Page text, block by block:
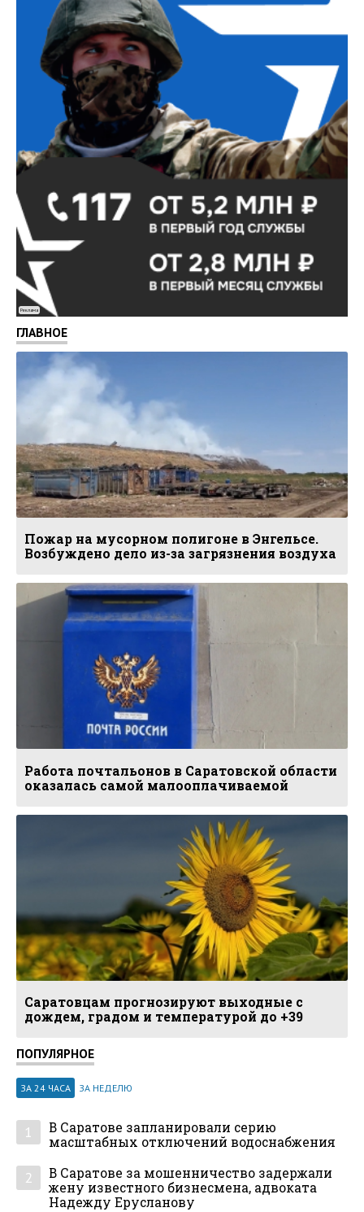
Реклама
ГЛАВНОЕ
Пожар на мусорном полигоне в Энгельсе.
Возбуждено дело из-за загрязнения воздуха
Работа почтальонов в Саратовской области
оказалась самой малооплачиваемой
Саратовцам прогнозируют выходные с
дождем, градом и температурой до +39
ПОПУЛЯРНОЕ
ЗА 24 ЧАСА ЗА НЕДЕЛЮ
1
В Саратове запланировали серию
масштабных отключений водоснабжения
2
В Саратове за мошенничество задержали
жену известного бизнесмена, адвоката
Надежду Ерусланову